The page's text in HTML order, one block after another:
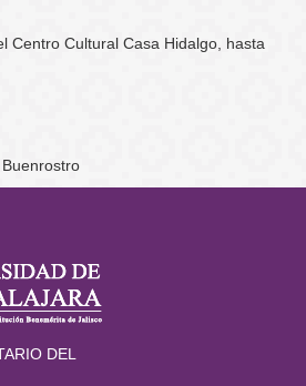
Centro Cultural Casa Hidalgo, hasta
DEL